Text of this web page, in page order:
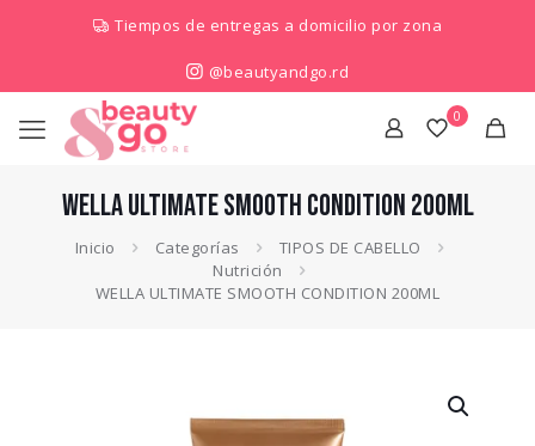
Tiempos de entregas a domicilio por zona
@beautyandgo.rd
0
WELLA ULTIMATE SMOOTH CONDITION 200ML
Inicio Categorías
TIPOS DE CABELLO
Nutrición
WELLA ULTIMATE SMOOTH CONDITION 200ML